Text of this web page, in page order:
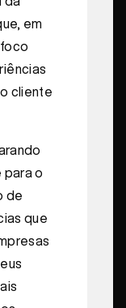
em
cliente
para o
de
que